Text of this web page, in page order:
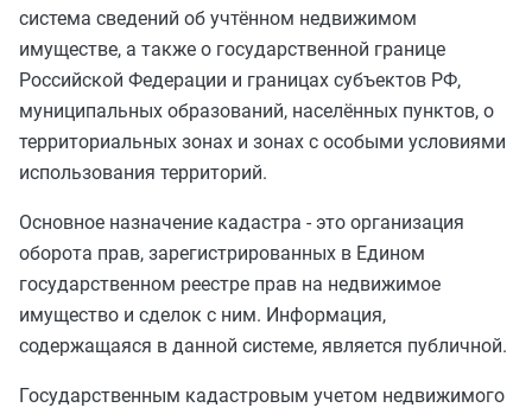
система сведений об учтённом недвижимом
имуществе, а также о государственной границе
Российской Федерации и границах субъектов РФ,
муниципальных образований, населённых пунктов, о
территориальных зонах и зонах с особыми условиями
использования территорий.
Основное назначение кадастра - это организация
оборота прав, зарегистрированных в Едином
государственном реестре прав на недвижимое
имущество и сделок с ним. Информация,
содержащаяся в данной системе, является публичной.
Государственным кадастровым учетом недвижимого